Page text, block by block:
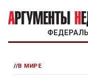
//В МИРЕ